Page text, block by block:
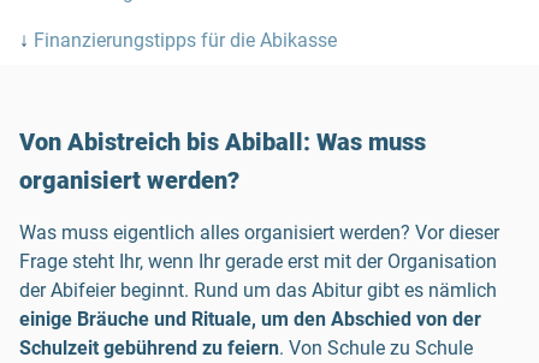
↓ Finanzierungstipps für die Abikasse
Von Abistreich bis Abiball: Was muss
organisiert werden?
Was muss eigentlich alles organisiert werden? Vor dieser
Frage steht Ihr, wenn Ihr gerade erst mit der Organisation
der Abifeier beginnt. Rund um das Abitur gibt es nämlich
einige Bräuche und Rituale, um den Abschied von der
Schulzeit gebührend zu feiern. Von Schule zu Schule